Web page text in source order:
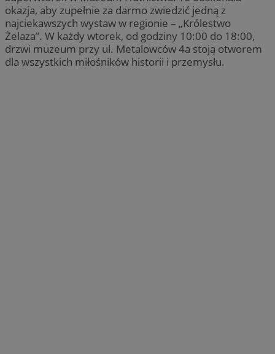
okazja, aby zupełnie za darmo zwiedzić jedną z
najciekawszych wystaw w regionie – „Królestwo
Żelaza”. W każdy wtorek, od godziny 10:00 do 18:00,
drzwi muzeum przy ul. Metalowców 4a stoją otworem
dla wszystkich miłośników historii i przemysłu.